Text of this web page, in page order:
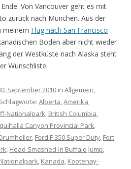
Von Vancouver geht es mit
zurück nach München. Aus der
meinem Flug nach San Francisco
Boden aber nicht wieder
der Westküste nach Alaska steht
Wunschliste.
September 2010 in Allgemein,
Alberta,Amerika,
Nationalpark, British Columbia,
Canyon Provincial Park,
, Ford F-350 Super Duty, Fort
, Head-Smashed-In Buffalo Jump,
, Kanada, Kootenay-